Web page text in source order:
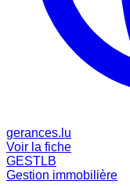
gerances.lu
Voir la fiche
GESTLB
Gestion immobilière